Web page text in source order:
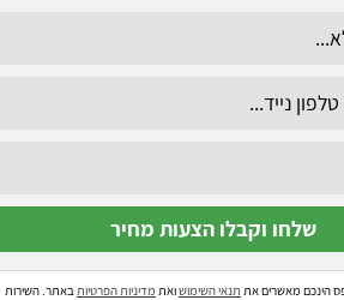
הינכם מאשרים את תנאי השימושואת מדיניות הפרטיותבאתר. השירות